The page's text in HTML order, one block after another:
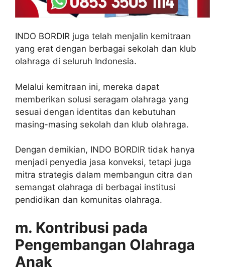
INDO BORDIR juga telah menjalin kemitraan
yang erat dengan berbagai sekolah dan klub
olahraga di seluruh Indonesia.
Melalui kemitraan ini, mereka dapat
memberikan solusi seragam olahraga yang
sesuai dengan identitas dan kebutuhan
masing-masing sekolah dan klub olahraga.
Dengan demikian, INDO BORDIR tidak hanya
menjadi penyedia jasa konveksi, tetapi juga
mitra strategis dalam membangun citra dan
semangat olahraga di berbagai institusi
pendidikan dan komunitas olahraga.
m. Kontribusi pada
Pengembangan Olahraga
Anak